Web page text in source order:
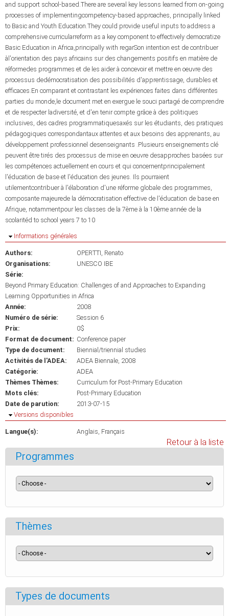
and support school-based.There are several key lessons learned from on-going
processes of implementingcompetency-based approaches, principally linked
to Basic and Youth Education.They could provide useful inputs to address a
comprehensive curricularreform as a key component to effectively democratize
Basic Education in Africa,principally with regarSon intention est de contribuer
àl'orientation des pays africains sur des changements positifs en matière de
réformedes programmes et de les aider à concevoir et mettre en oeuvre des
processus dedémocratisation des possibilités d'apprentissage, durables et
efficaces.En comparant et contrastant les expériences faites dans différentes
parties du monde,le document met en exergue le souci partagé de comprendre
et de respecter ladiversité, et d'en tenir compte grâce à des politiques
inclusives, des cadres programmatiquesaxés sur les étudiants, des pratiques
pédagogiques correspondantaux attentes et aux besoins des apprenants, au
développement professionnel desenseignants .Plusieurs enseignements clé
peuvent être tirés des processus de mise en oeuvre desapproches basées sur
les compétences actuellement en cours et qui concernentprincipalement
l'éducation de base et l'éducation des jeunes. Ils pourraient
utilementcontribuer à l'élaboration d'une réforme globale des programmes,
composante majeurede la démocratisation effective de l'éducation de base en
Afrique, notammentpour les classes de la 7ème à la 10ème année de la
scolaritéd to school years 7 to 10
Masquer
Informations générales
Authors:
OPERTTI, Renato
Organisations:
UNESCO IBE
Série:
Beyond Primary Education: Challenges of and Approaches to Expanding
Learning Opportunities in Africa
Année:
2008
Numéro de série:
Session 6
Prix:
0$
Format de document: Conference paper
Type de document:
Biennial/triennial studies
Activités de l'ADEA:
ADEA Biennale, 2008
Catégorie:
ADEA
Thèmes Thèmes:
Curriculum for Post-Primary Education
Mots clés:
Post-Primary Education
Date de parution:
2013-07-15
Masquer
Versions disponibles
Langue(s): Anglais Français
Retour à la liste
Programmes
Thèmes
Types de documents